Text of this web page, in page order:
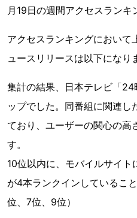
月19日の週間アクセスランキ
アクセスランキングにおいて
ュースリリースは以下になり
集計の結果、日本テレビ「
ップでした。同番組に関連し
ており、ユーザーの関心の高
す。
10位以内に、モバイルサイ
が4本ランクインしているこ
位、7位、9位）